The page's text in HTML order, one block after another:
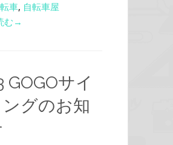
車, 自転車屋
む→
GOGOサイ
グのお知